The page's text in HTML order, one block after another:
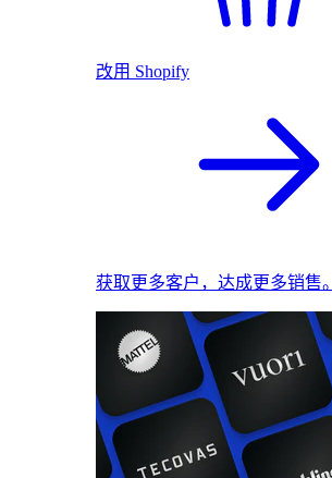
改用 Shopify
获取更多客户，达成更多销售。